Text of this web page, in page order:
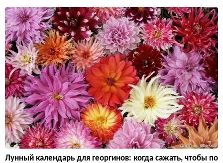
Лунный календарь для георгинов: когда сажать, чтобы по